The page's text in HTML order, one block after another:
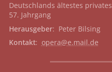
Deutschlands ältestes privates
57. Jahrgang
Herausgeber: Peter Bilsing
Kontakt: opera@e.mail.de